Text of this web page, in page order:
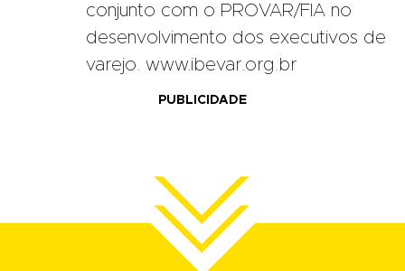
conjunto com o PROVAR/FIA no
desenvolvimento dos executivos de
varejo. www.ibevar.org.br
PUBLICIDADE